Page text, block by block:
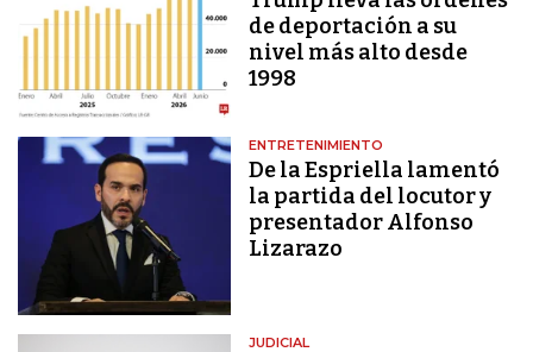
de deportación a su
nivel más alto desde
1998
ENTRETENIMIENTO
De la Espriella lamentó
la partida del locutor y
presentador Alfonso
Lizarazo
JUDICIAL